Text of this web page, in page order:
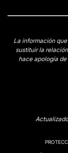
La información
sustituir la
hace apología